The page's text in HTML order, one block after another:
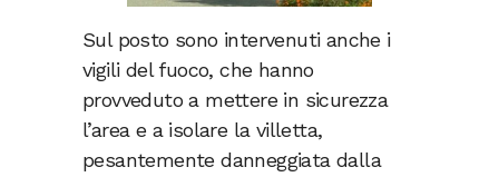
Sul posto sono intervenuti anche i
vigili del fuoco, che hanno
provveduto a mettere in sicurezza
l’area e a isolare la villetta,
pesantemente danneggiata dalla